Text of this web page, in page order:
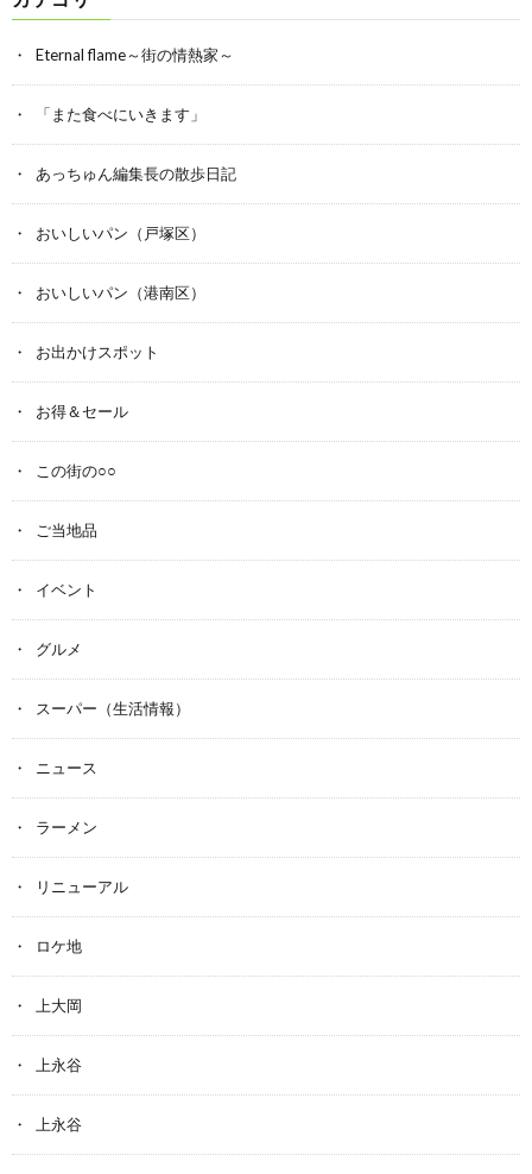
Eternal flame～街の情熱家～
「また食べにいきます」
あっちゅん編集長の散歩日記
おいしいパン（戸塚区）
おいしいパン（港南区）
お出かけスポット
お得＆セール
この街の○○
ご当地品
イベント
グルメ
スーパー（生活情報）
ニュース
ラーメン
リニューアル
ロケ地
上大岡
上永谷
上永谷